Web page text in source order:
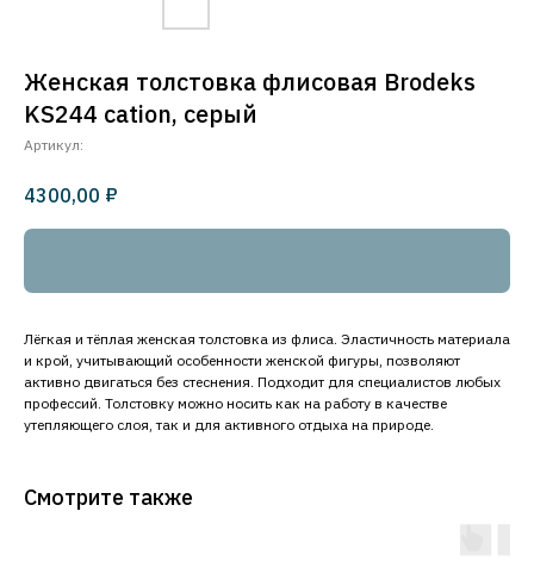
Женская толстовка флисовая Brodeks
KS244 cation, серый
Артикул:
4300,00 ₽
Лёгкая и тёплая женская толстовка из флиса. Эластичность материала
и крой, учитывающий особенности женской фигуры, позволяют
активно двигаться без стеснения. Подходит для специалистов любых
профессий. Толстовку можно носить как на работу в качестве
утепляющего слоя, так и для активного отдыха на природе.
Смотрите также